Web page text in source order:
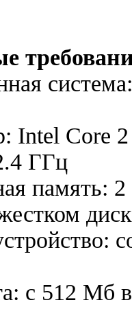
Intel Core
ГГц
память:
с 512 Mб